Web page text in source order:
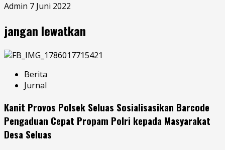
Admin 7 Juni 2022
jangan lewatkan
Berita
Jurnal
Kanit Provos Polsek Seluas Sosialisasikan Barcode
Pengaduan Cepat Propam Polri kepada Masyarakat
Desa Seluas